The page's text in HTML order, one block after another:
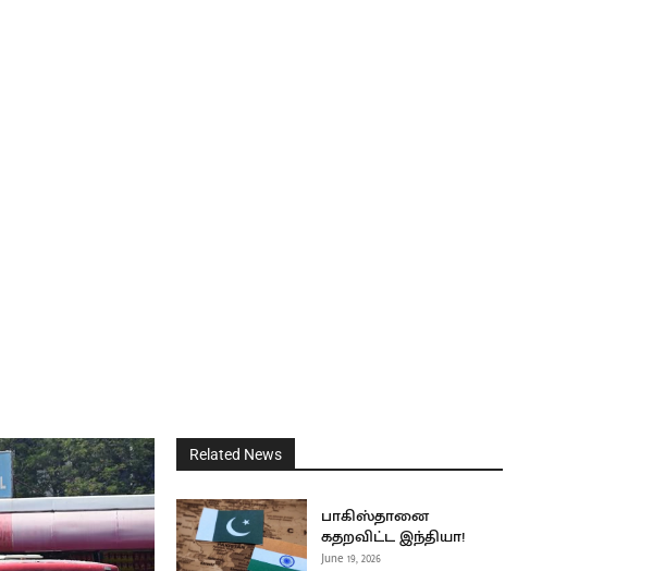
Related News
பாகிஸ்தானை
கதறவிட்ட இந்தியா!
June 19, 2026